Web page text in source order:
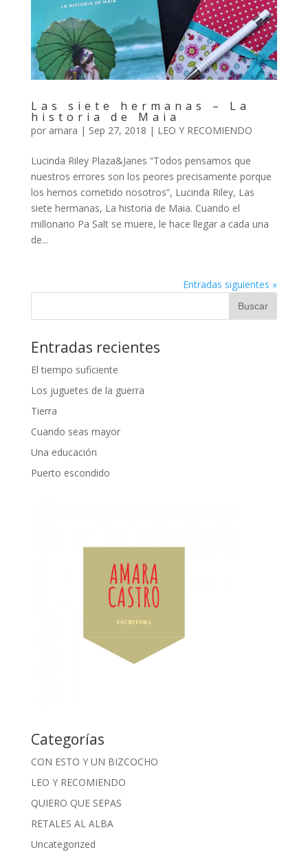
Las siete hermanas – La
historia de Maia
por amara | Sep 27, 2018 | LEO Y RECOMIENDO
Lucinda Riley Plaza&Janes “Todos pensamos que
nuestros errores son los peores precisamente porque
los hemos cometido nosotros”, Lucinda Riley, Las
siete hermanas, La historia de Maia. Cuando el
millonario Pa Salt se muere, le hace llegar a cada una
de...
Entradas siguientes »
Entradas recientes
El tiempo suficiente
Los juguetes de la guerra
Tierra
Cuando seas mayor
Una educación
Puerto escondido
Categorías
CON ESTO Y UN BIZCOCHO
LEO Y RECOMIENDO
QUIERO QUE SEPAS
RETALES AL ALBA
Uncategorized